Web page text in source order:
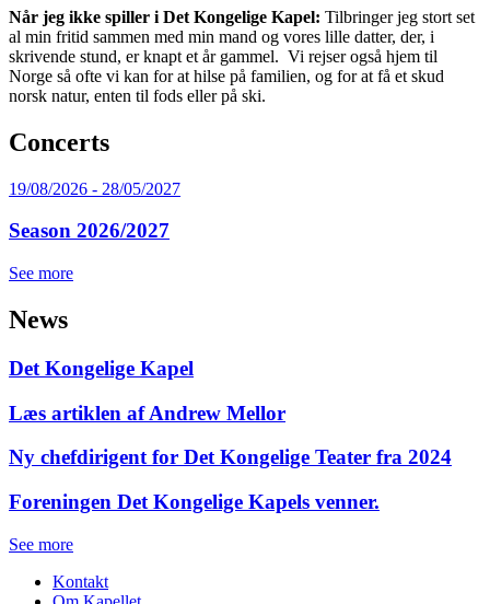
Når jeg ikke spiller i Det Kongelige Kapel: Tilbringer jeg stort set
al min fritid sammen med min mand og vores lille datter, der, i
skrivende stund, er knapt et år gammel. Vi rejser også hjem til
Norge så ofte vi kan for at hilse på familien, og for at få et skud
norsk natur, enten til fods eller på ski.
Concerts
19/08/2026 - 28/05/2027
Season 2026/2027
See more
News
Det Kongelige Kapel
Læs artiklen af Andrew Mellor
Ny chefdirigent for Det Kongelige Teater fra 2024
Foreningen Det Kongelige Kapels venner.
See more
Kontakt